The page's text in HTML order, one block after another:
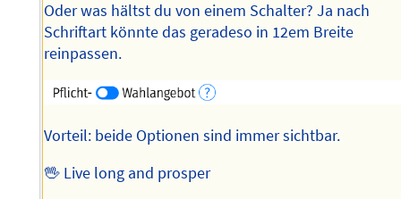
Oder was hältst du von einem Schalter? Ja nach
Schriftart könnte das geradeso in 12em Breite
reinpassen.
Vorteil: beide Optionen sind immer sichtbar.
🖖 Live long and prosper